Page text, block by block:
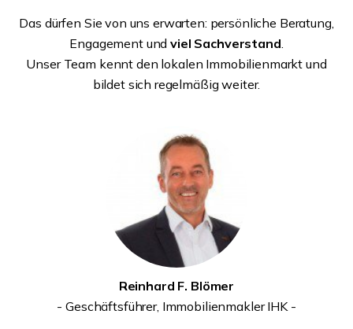
Das dürfen Sie von uns erwarten: persönliche Beratung,
Engagement undviel Sachverstand.
Unser Team kennt den lokalen Immobilienmarkt und
bildet sich regelmäßig weiter.
Reinhard F. Blömer
- Geschäftsführer, Immobilienmakler IHK -